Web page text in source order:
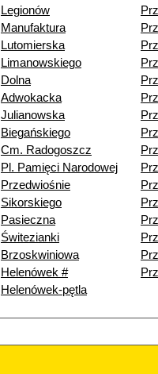
Legionów
Manufaktura
Lutomierska
Limanowskiego
Dolna
Adwokacka
Julianowska
Biegańskiego
Cm. Radogoszcz
Pl. Pamięci Narodowej
Przedwiośnie
Sikorskiego
Pasieczna
Świtezianki
Brzoskwiniowa
Helenówek #
Helenówek-pętla